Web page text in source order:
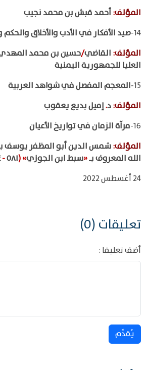
المؤلف:أحمد قبش بن محمد نجيب
14- صيد الأفكار في الأدب والأخلاق والحكم
المؤلف: القاضي/حسين بن محمد
العليا للجمهورية اليمنية
15- المعجم المفصل في شواهد العربية
المؤلف:د.إميل بديع يعقوب
16- مرآة الزمان في تواريخ الأعيان
المؤلف:شمس الدين أبو المظفر يوسف
الله المعروف بـ«سبط ابن الجوزي»
(٥٨١-٦٥٤ هـ
24 أغسطس 2022
تعليقات (0)
أضف تعليقا :
يُقدِّم